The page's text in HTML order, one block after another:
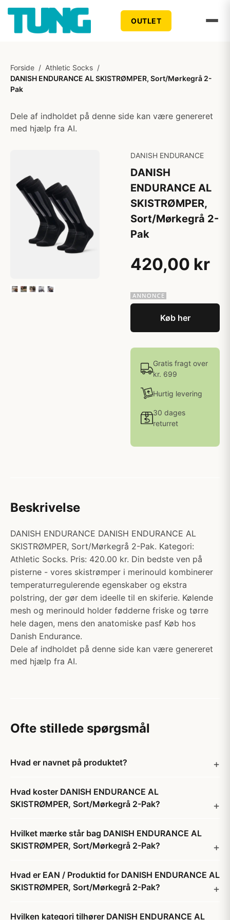
OUTLET
Forside / Athletic Socks /
DANISH ENDURANCE AL SKISTRØMPER, Sort/Mørkegrå 2-
Pak
Dele af indholdet på denne side kan være genereret
med hjælp fra AI.
DANISH ENDURANCE
DANISH
ENDURANCE AL
SKISTRØMPER,
Sort/Mørkegrå 2-
Pak
420,00 kr
Køb her
Gratis fragt over
kr. 699
Hurtig levering
30 dages
returret
Beskrivelse
DANISH ENDURANCE DANISH ENDURANCE AL
SKISTRØMPER, Sort/Mørkegrå 2-Pak. Kategori:
Athletic Socks. Pris: 420.00 kr. Din bedste ven på
pisterne - vores skistrømper i merinould kombinerer
temperaturregulerende egenskaber og ekstra
polstring, der gør dem ideelle til en skiferie. Kølende
mesh og merinould holder fødderne friske og tørre
hele dagen, mens den anatomiske pasf Køb hos
Danish Endurance.
Dele af indholdet på denne side kan være genereret
med hjælp fra AI.
Ofte stillede spørgsmål
Hvad er navnet på produktet?
Hvad koster DANISH ENDURANCE AL
SKISTRØMPER, Sort/Mørkegrå 2-Pak?
Hvilket mærke står bag DANISH ENDURANCE AL
SKISTRØMPER, Sort/Mørkegrå 2-Pak?
Hvad er EAN / Produktid for DANISH ENDURANCE AL
SKISTRØMPER, Sort/Mørkegrå 2-Pak?
Hvilken kategori tilhører DANISH ENDURANCE AL